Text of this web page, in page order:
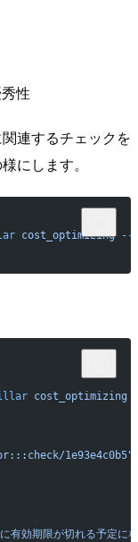
性
連するチェックを
にします。
cost_optimizing --
cost_optimizing
1e93e4c0b5"
有効期限が切れる予定に